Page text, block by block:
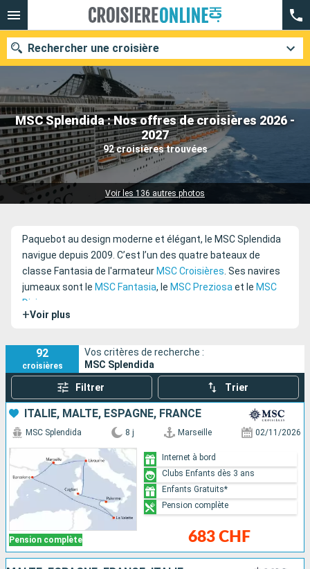
MSC Splendida : Nos offres de croisières 2026 -
2027
92 croisières trouvées
Voir les 136 autres photos
Rechercher une croisière
Nos destinations
Mois de départ
Ports Compagnies
Paquebot au design moderne et élégant, le MSC Splendida
navigue depuis 2009. C’est l’un des quatre bateaux de
classe Fantasia de l'armateur MSC Croisières. Ses navires
jumeaux sont le MSC Fantasia, le MSC Preziosaet le MSC
Divina
+Voir plus
92
croisières
Vos critères de recherche :
MSC Splendida
Filtrer Trier
ITALIE, MALTE, ESPAGNE, FRANCE
Pension complète
MSC Splendida 8 j Marseille 02/11/2026
683 CHF
Internet à bord
Clubs Enfants dès 3 ans
Enfants Gratuits*
Pension complète